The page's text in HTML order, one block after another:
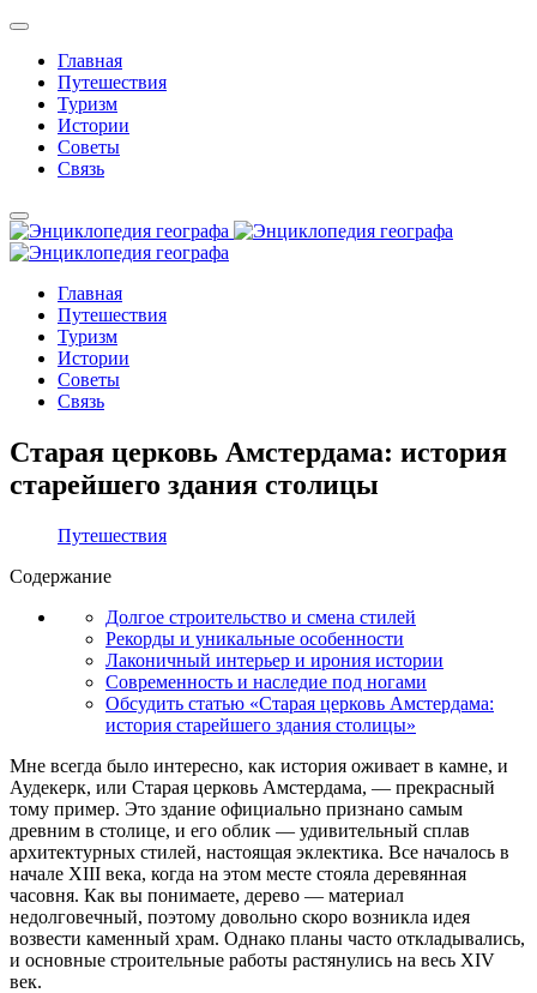
Главная
Путешествия
Туризм
Истории
Советы
Связь
Главная
Путешествия
Туризм
Истории
Советы
Связь
Старая церковь Амстердама: история
старейшего здания столицы
Путешествия
Содержание
Долгое строительство и смена стилей
Рекорды и уникальные особенности
Лаконичный интерьер и ирония истории
Современность и наследие под ногами
Обсудить статью «Старая церковь Амстердама:
история старейшего здания столицы»
Мне всегда было интересно, как история оживает в камне, и
Аудекерк, или Старая церковь Амстердама, — прекрасный
тому пример. Это здание официально признано самым
древним в столице, и его облик — удивительный сплав
архитектурных стилей, настоящая эклектика. Все началось в
начале XIII века, когда на этом месте стояла деревянная
часовня. Как вы понимаете, дерево — материал
недолговечный, поэтому довольно скоро возникла идея
возвести каменный храм. Однако планы часто откладывались,
и основные строительные работы растянулись на весь XIV
век.